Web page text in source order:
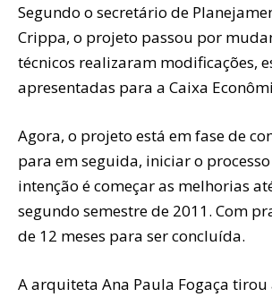
Segundo o secretário de
Crippa, o projeto passou por
técnicos realizaram modificações,
apresentadas para a Caixa
Agora, o projeto está em fase de
para em seguida, iniciar o
intenção é começar as melhorias
segundo semestre de 2011. Com
de 12 meses para ser concluída.
A arquiteta Ana Paula Fogaça tirou